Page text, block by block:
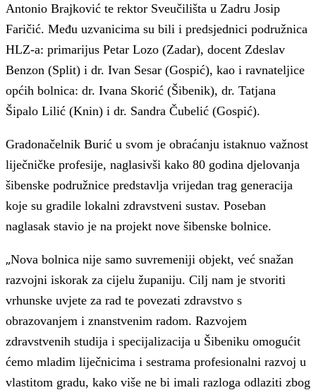
Antonio Brajković te rektor Sveučilišta u Zadru Josip
Faričić. Među uzvanicima su bili i predsjednici podružnica
HLZ-a: primarijus Petar Lozo (Zadar), docent Zdeslav
Benzon (Split) i dr. Ivan Sesar (Gospić), kao i ravnateljice
općih bolnica: dr. Ivana Skorić (Šibenik), dr. Tatjana
Šipalo Lilić (Knin) i dr. Sandra Čubelić (Gospić).
Gradonačelnik Burić u svom je obraćanju istaknuo važnost
liječničke profesije, naglasivši kako 80 godina djelovanja
šibenske podružnice predstavlja vrijedan trag generacija
koje su gradile lokalni zdravstveni sustav. Poseban
naglasak stavio je na projekt nove šibenske bolnice.
„Nova bolnica nije samo suvremeniji objekt, već snažan
razvojni iskorak za cijelu županiju. Cilj nam je stvoriti
vrhunske uvjete za rad te povezati zdravstvo s
obrazovanjem i znanstvenim radom. Razvojem
zdravstvenih studija i specijalizacija u Šibeniku omogućit
ćemo mladim liječnicima i sestrama profesionalni razvoj u
vlastitom gradu, kako više ne bi imali razloga odlaziti zbog